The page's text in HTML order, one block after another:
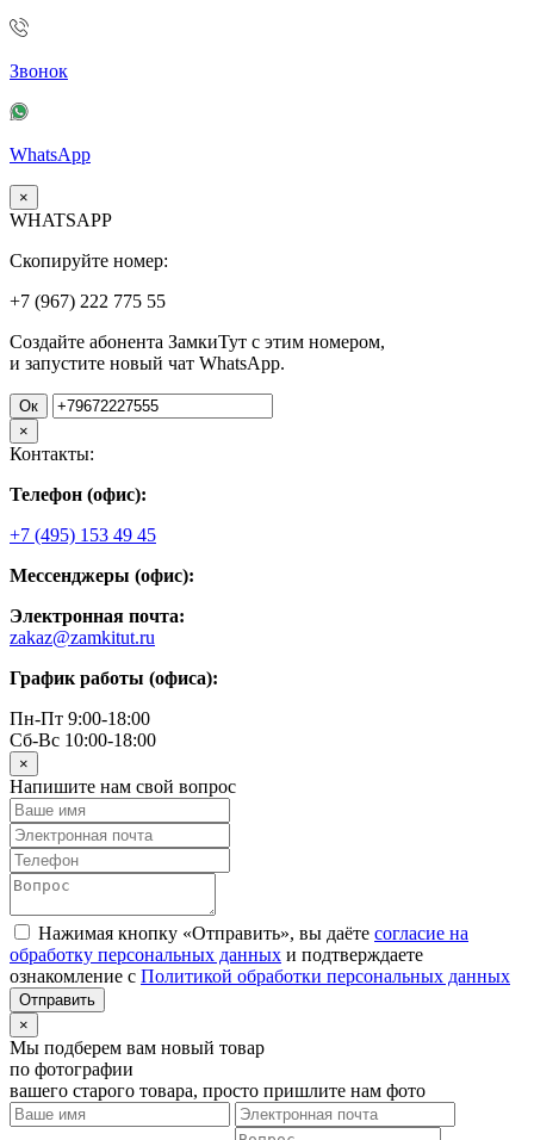
Звонок
WhatsApp
×
WHATSAPP
Скопируйте номер:
+7 (967) 222 775 55
Создайте абонента ЗамкиТут с этим номером,
и запустите новый чат WhatsApp.
Ок
×
Контакты:
Телефон (офис):
+7 (495) 153 49 45
Мессенджеры (офис):
Электронная почта:
zakaz@zamkitut.ru
График работы (офиса):
Пн-Пт 9:00-18:00
Сб-Вс 10:00-18:00
×
Напишите нам свой вопрос
Нажимая кнопку «Отправить», вы даёте согласие на
обработку персональных данных и подтверждаете
ознакомление с Политикой обработки персональных данных
×
Мы подберем вам новый товар
по фотографии
вашего старого товара, просто пришлите нам фото